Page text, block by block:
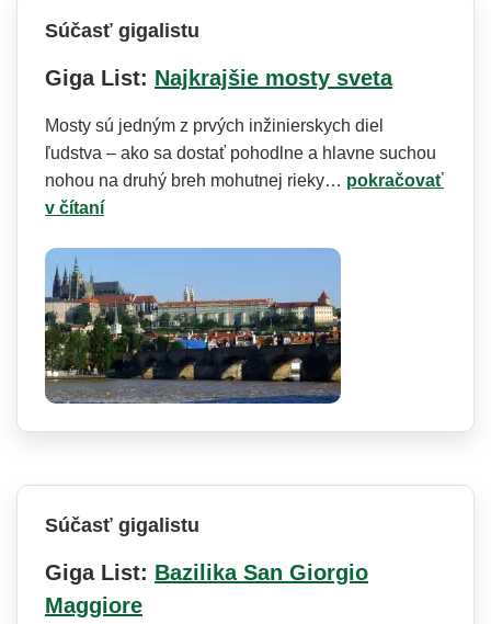
Súčasť gigalistu
Giga List: Najkrajšie mosty sveta
Mosty sú jedným z prvých inžinierskych diel
ľudstva – ako sa dostať pohodlne a hlavne suchou
nohou na druhý breh mohutnej rieky… pokračovať
v čítaní
Súčasť gigalistu
Giga List: Bazilika San Giorgio
Maggiore